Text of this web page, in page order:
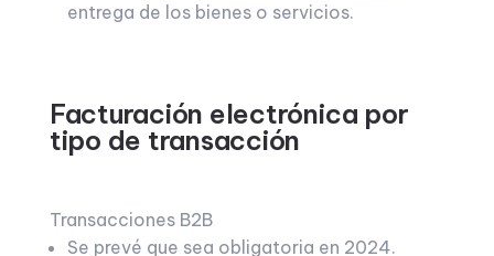
entrega de los bienes o servicios.
Facturación electrónica por
tipo de transacción
Transacciones B2B
Se prevé que sea obligatoria en 2024.